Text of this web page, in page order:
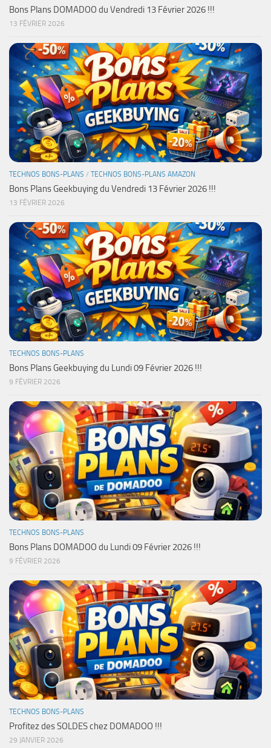
Bons Plans DOMADOO du Vendredi 13 Février 2026 !!!
13 FÉVRIER 2026
TECHNOS BONS-PLANS / TECHNOS BONS-PLANS AMAZON
Bons Plans Geekbuying du Vendredi 13 Février 2026 !!!
13 FÉVRIER 2026
TECHNOS BONS-PLANS
Bons Plans Geekbuying du Lundi 09 Février 2026 !!!
9 FÉVRIER 2026
TECHNOS BONS-PLANS
Bons Plans DOMADOO du Lundi 09 Février 2026 !!!
9 FÉVRIER 2026
TECHNOS BONS-PLANS
Profitez des SOLDES chez DOMADOO !!!
29 JANVIER 2026